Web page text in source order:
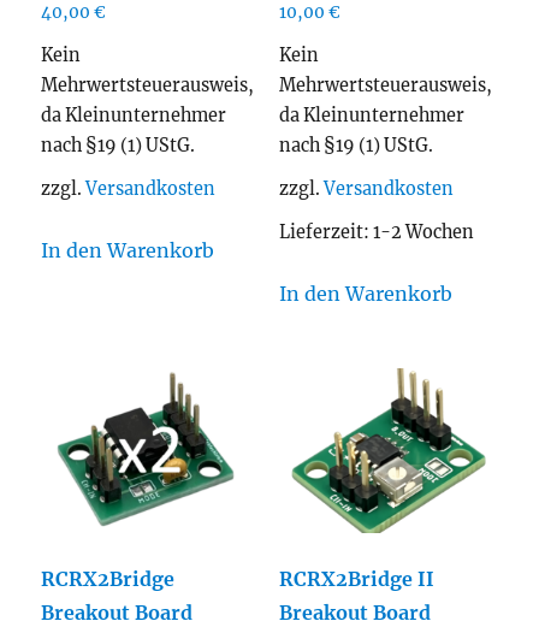
40,00€
Kein
Mehrwertsteuerausweis,
da Kleinunternehmer
nach §19 (1) UStG.
zzgl.Versandkosten
In den Warenkorb
10,00 €
Kein
Mehrwertsteuerausweis,
da Kleinunternehmer
nach §19 (1) UStG.
zzgl.Versandkosten
Lieferzeit: 1-2 Wochen
In den Warenkorb
RCRX2Bridge
Breakout Board
RCRX2Bridge II
Breakout Board